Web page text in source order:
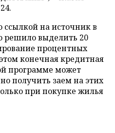
ссылкой на источник в
решило выделить 20
процентных
конечная кредитная
программе может
получить заем на этих
при покупке жилья